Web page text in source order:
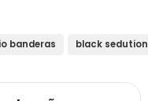
banderas black sedution